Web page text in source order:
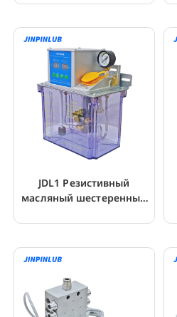
JDL1 Резистивный
масляный шестеренный
станков